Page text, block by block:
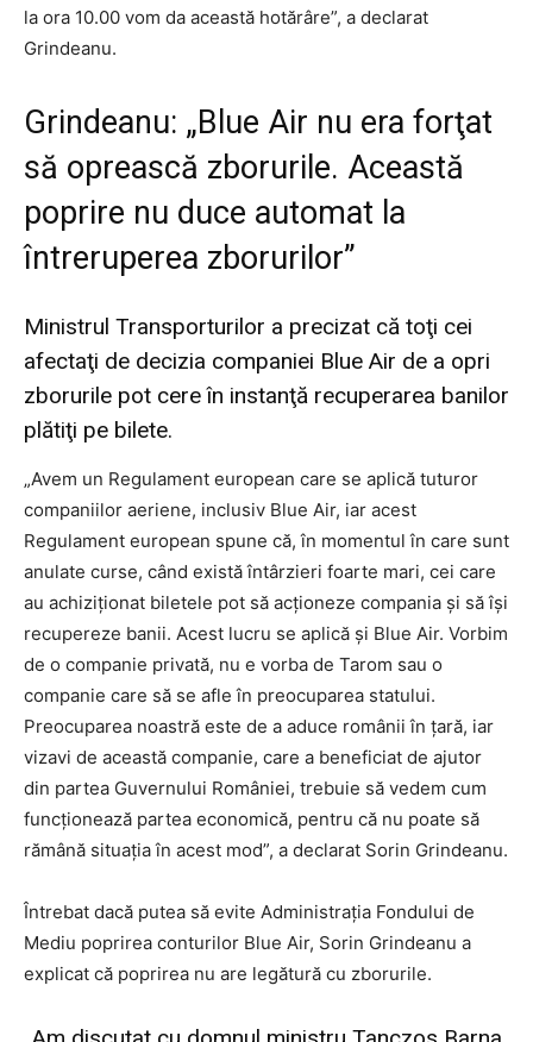
la ora 10.00 vom da această hotărâre”, a declarat
Grindeanu.
Grindeanu: „Blue Air nu era forţat
să oprească zborurile. Această
poprire nu duce automat la
întreruperea zborurilor”
Ministrul Transporturilor a precizat că toţi cei
afectaţi de decizia companiei Blue Air de a opri
zborurile pot cere în instanţă recuperarea banilor
plătiţi pe bilete.
„Avem un Regulament european care se aplică tuturor
companiilor aeriene, inclusiv Blue Air, iar acest
Regulament european spune că, în momentul în care sunt
anulate curse, când există întârzieri foarte mari, cei care
au achiziţionat biletele pot să acţioneze compania şi să îşi
recupereze banii. Acest lucru se aplică şi Blue Air. Vorbim
de o companie privată, nu e vorba de Tarom sau o
companie care să se afle în preocuparea statului.
Preocuparea noastră este de a aduce românii în ţară, iar
vizavi de această companie, care a beneficiat de ajutor
din partea Guvernului României, trebuie să vedem cum
funcţionează partea economică, pentru că nu poate să
rămână situaţia în acest mod”, a declarat Sorin Grindeanu.
Întrebat dacă putea să evite Administraţia Fondului de
Mediu poprirea conturilor Blue Air, Sorin Grindeanu a
explicat că poprirea nu are legătură cu zborurile.